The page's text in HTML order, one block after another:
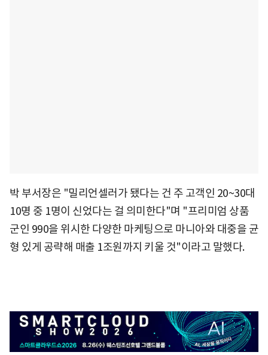
박 부서장은 "밀리언셀러가 됐다는 건 주 고객인 20~30대
10명 중 1명이 신었다는 걸 의미한다"며 "프리미엄 상품
군인 990을 위시한 다양한 마케팅으로 마니아와 대중을 균
형 있게 공략해 매출 1조원까지 키울 것"이라고 말했다.